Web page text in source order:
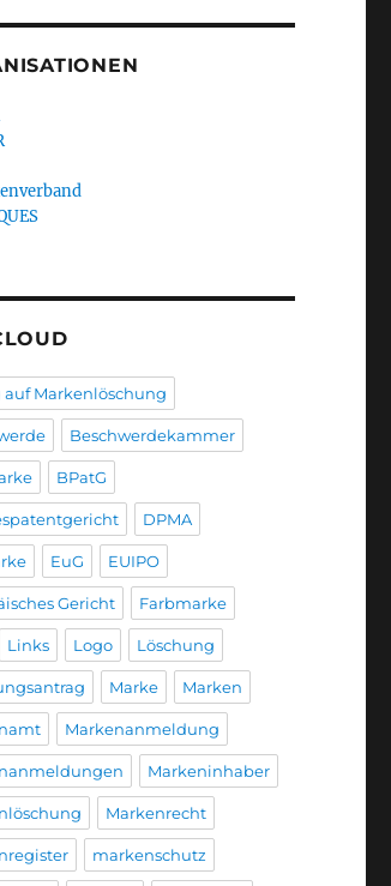
auf Markenlöschung
Beschwerdekammer
BPatG
DPMA
EuG EUIPO
Gericht Farbmarke
Links Logo Löschung
Marke Marken
Markenanmeldung
Markeninhaber
Markenrecht
markenschutz